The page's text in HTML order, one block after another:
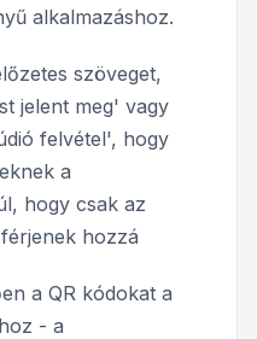
alkalmazáshoz.
szöveget,
jelent meg' vagy
felvétel', hogy
a
hogy csak az
hozzá
a QR kódokat a
- a